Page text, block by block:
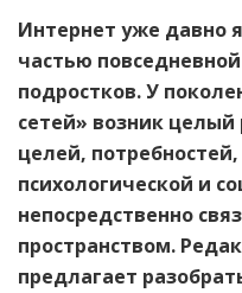
Интернет уже давно
частью
подростков. У
сетей» возник
целей,
психологической и
непосредственно
пространством.
предлагает